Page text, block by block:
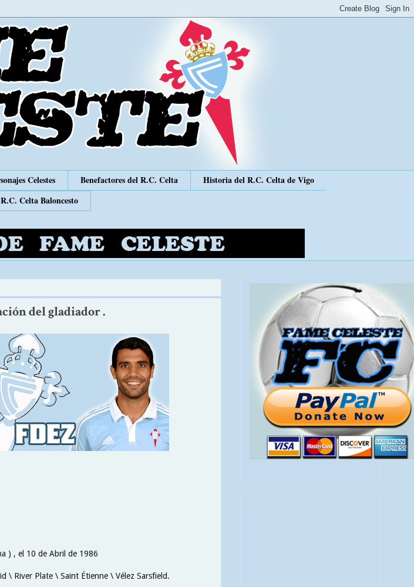
Celestes Benefactores del R.C. Celta
Historia del R.C. Celta de Vigo
R.C. Celta Baloncesto
del gladiador .
) , el 10 de Abril de 1986
\ River Plate \ Saint Étienne \ Vélez Sarsfield.